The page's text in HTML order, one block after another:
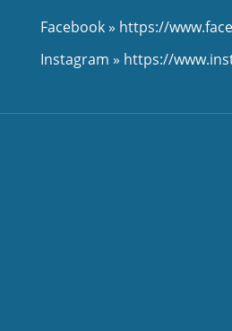
Facebook » https://
Instagram » https://